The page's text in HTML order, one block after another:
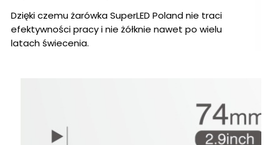
Dzięki czemu żarówka SuperLED Poland nie traci
efektywności pracy i nie żółknie nawet po wielu
latach świecenia.